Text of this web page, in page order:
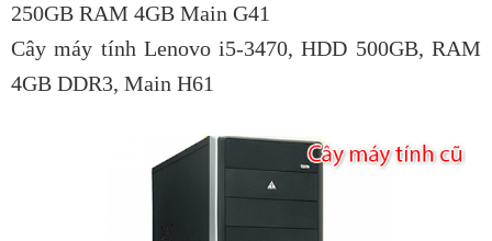
250GB RAM 4GB Main G41
Cây máy tính Lenovo i5-3470, HDD 500GB, RAM
4GB DDR3, Main H61